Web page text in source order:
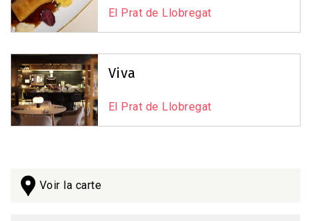
El Prat de Llobregat
Viva
El Prat de Llobregat
Voir la carte